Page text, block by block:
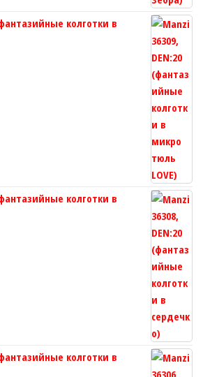
колготки в
колготки в
колготки в